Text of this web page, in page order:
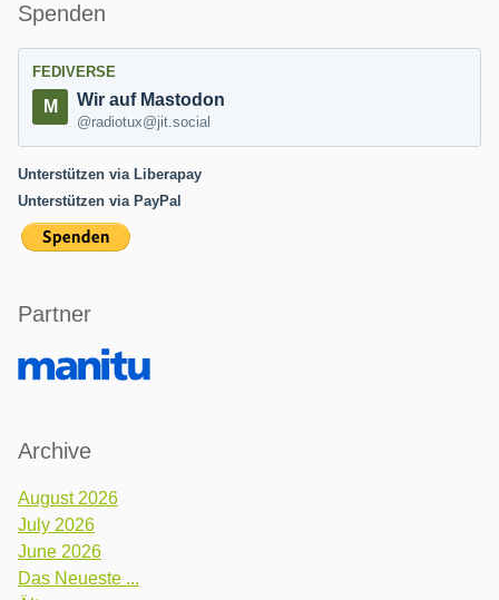
Spenden
FEDIVERSE
Wir auf Mastodon
@radiotux@jit.social
Unterstützen via Liberapay
Unterstützen via PayPal
Partner
Archive
August 2026
July 2026
June 2026
Das Neueste ...